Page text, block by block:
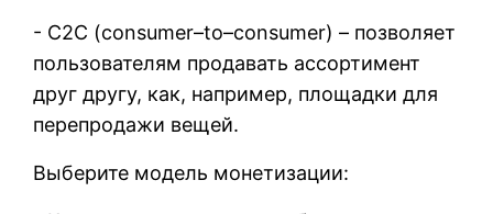
- C2C (consumer–to–consumer) – позволяет
пользователям продавать ассортимент
друг другу, как, например, площадки для
перепродажи вещей.
Выберите модель монетизации: